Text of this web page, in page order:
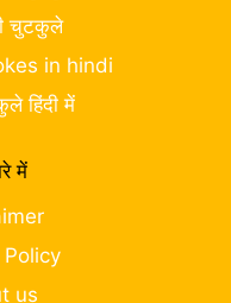
चुटकुले
in hindi
हिंदी में
में
us